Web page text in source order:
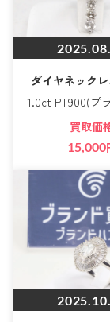
ダイヤネック
1.0ct PT900(プ
買取価
15,000